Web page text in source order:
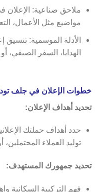
ملاحق صناعية: الإعلان
مواضيع مثل الأعمال،
الأدلة الموسمية: تنسيق
الهدايا، السفر
خطوات الإعلان في جلف
تحديد أهداف الإعلان:
حدد أهداف حملتك
توليد العملاء المحتملين،
تحديد جمهورك المستهدف:
فهم التركيبة السكانية